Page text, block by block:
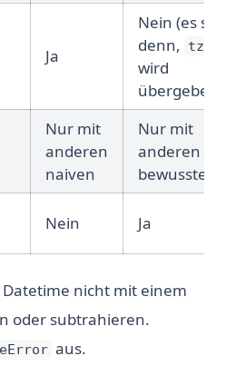
Ja
Nein (es sei
denn, tz
wird
übergeben)
Nur mit
anderen
naiven
Nur mit
anderen
bewussten
Nein Ja
nicht mit einem
oder subtrahieren.
aus.